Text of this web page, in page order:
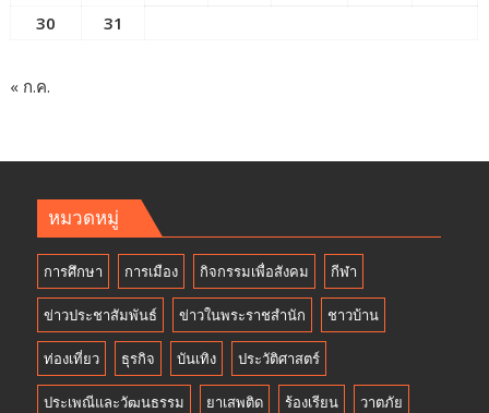
30
31
« ก.ค.
หมวดหมู่
การศึกษา การเมือง กิจกรรมเพื่อสังคม กีฬา
ข่าวประชาสัมพันธ์ ข่าวในพระราชสำนัก ชาวบ้าน
ท่องเที่ยว ธุรกิจ บันเทิง ประวัติศาสตร์
ประเพณีและวัฒนธรรม ยาเสพติด ร้องเรียน วาตภัย